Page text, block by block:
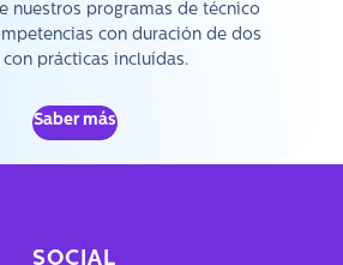
nuestros programas de técnico
con duración de dos
con prácticas incluídas.
Saber más
SOCIAL